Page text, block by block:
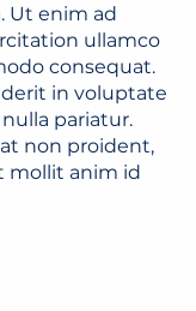
Ut enim ad
ullamco
consequat.
in voluptate
pariatur.
non proident,
mollit anim id